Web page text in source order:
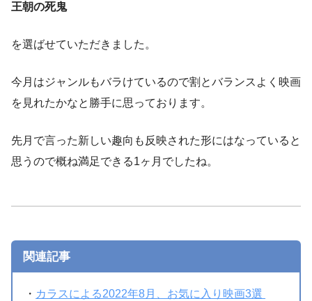
王朝の死鬼
を選ばせていただきました。
今月はジャンルもバラけているので割とバランスよく映画
を見れたかなと勝手に思っております。
先月で言った新しい趣向も反映された形にはなっていると
思うので概ね満足できる1ヶ月でしたね。
関連記事
・ カラスによる2022年8月、お気に入り映画3選